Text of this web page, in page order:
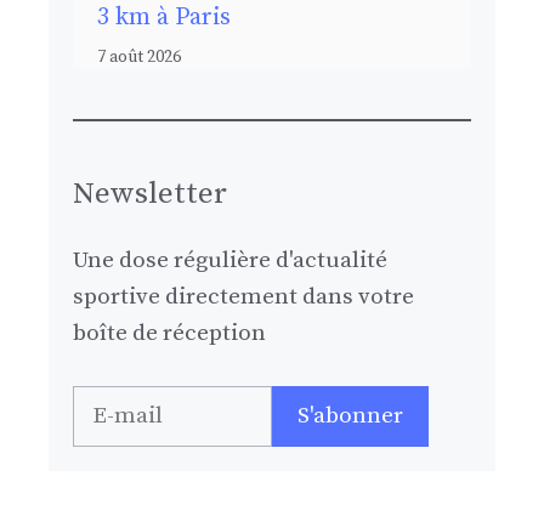
3 km à Paris
7 août 2026
Newsletter
Une dose régulière d'actualité
sportive directement dans votre
boîte de réception